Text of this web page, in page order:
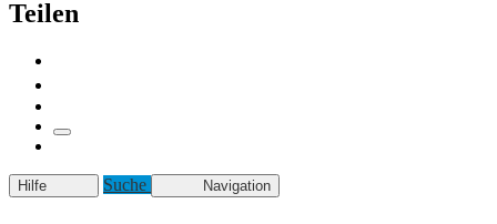
Teilen
Hilfe Suche Navigation